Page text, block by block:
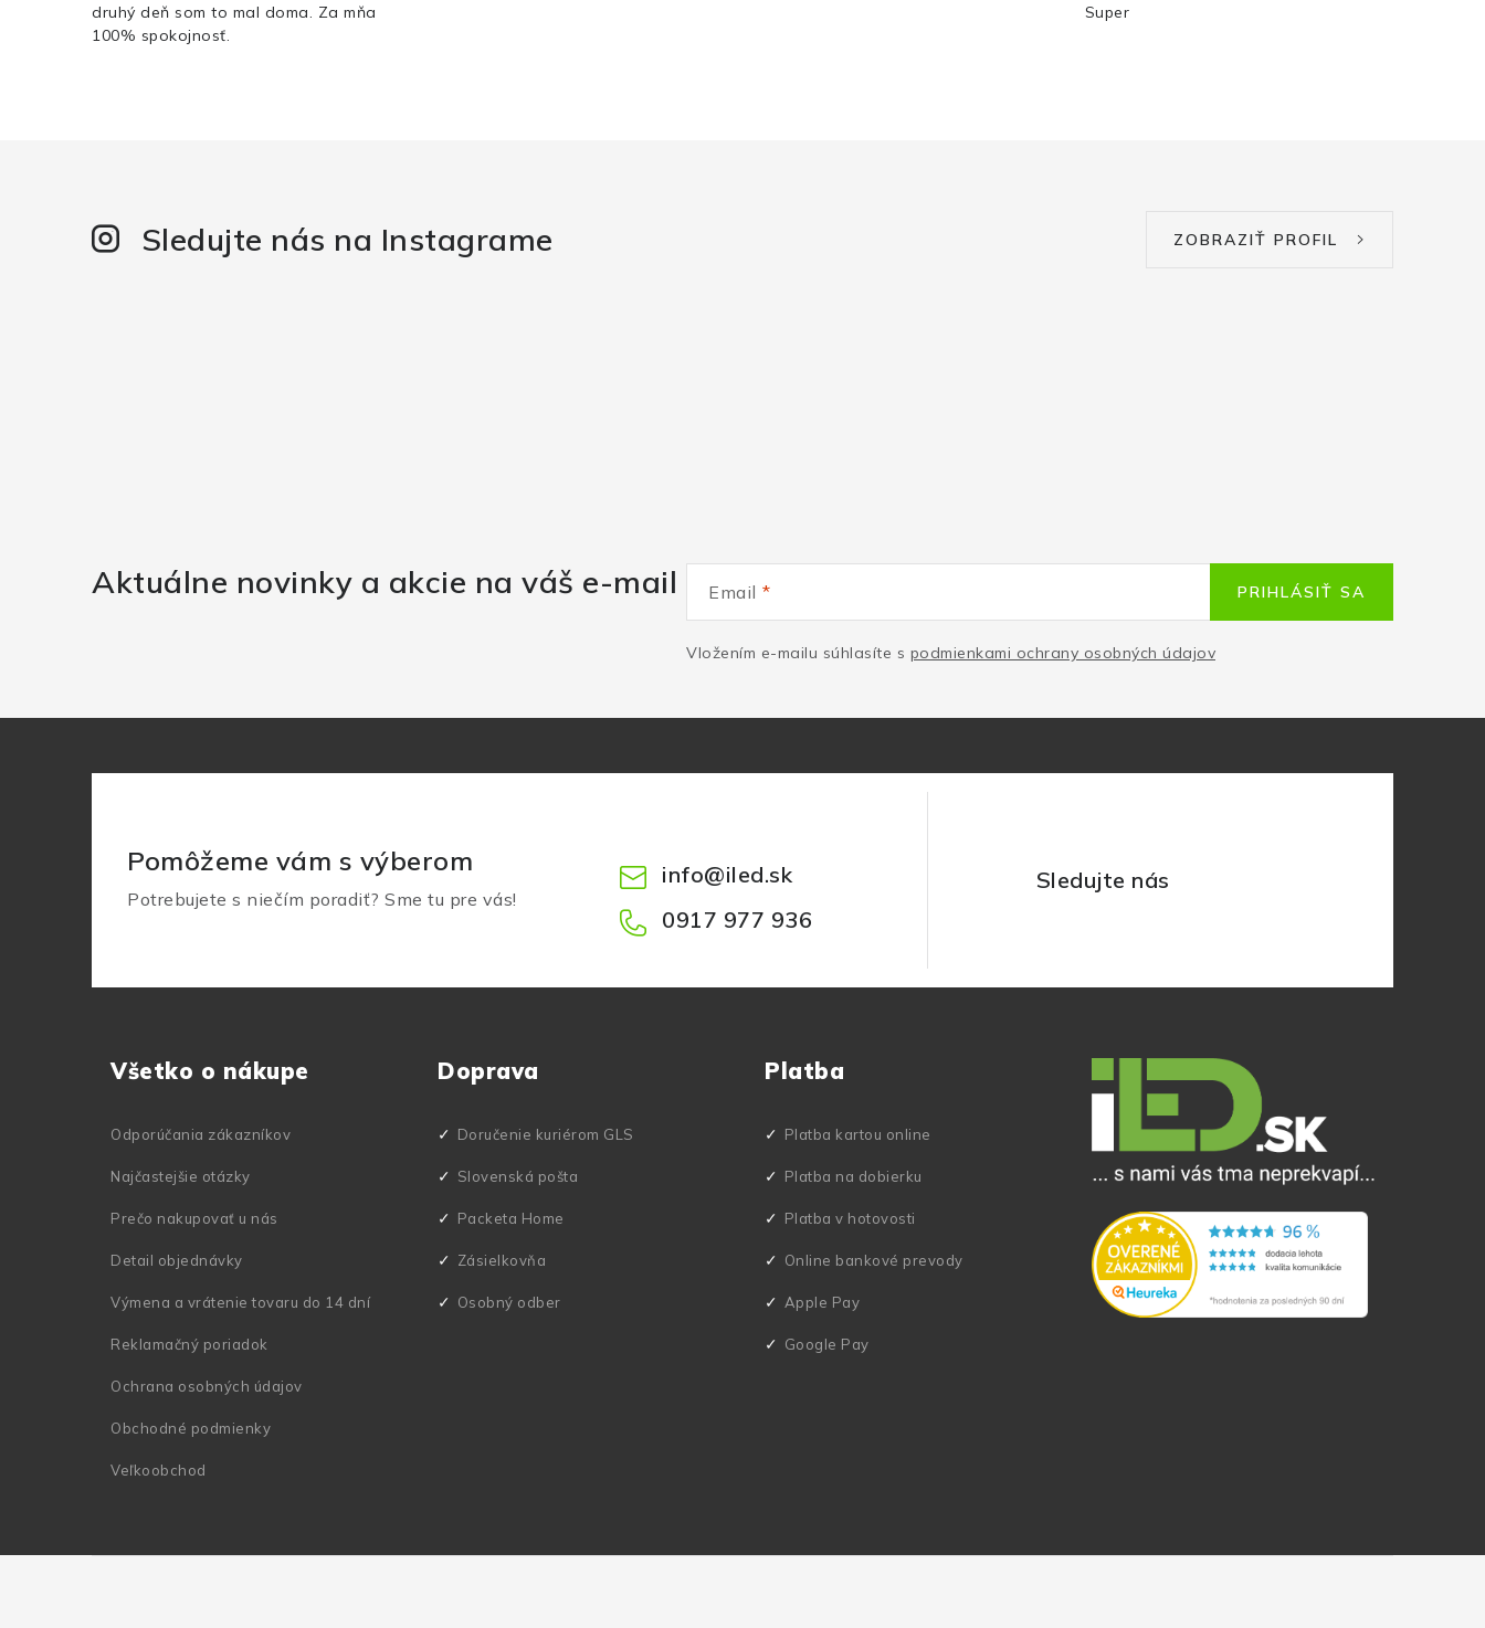
druhý deň som to mal doma. Za mňa
100% spokojnosť.
Super
Sledujte nás na Instagrame ZOBRAZIŤ PROFIL
Aktuálne novinky a akcie na váš e-mail Email
Vložením e-mailu súhlasíte s podmienkami ochrany osobných údajov
PRIHLÁSIŤ SA
Pomôžeme vám s výberom
Potrebujete s niečím poradiť? Sme tu pre vás!
info@iled.sk
0917 977 936
Všetko o nákupe
Odporúčania zákazníkov
Najčastejšie otázky
Prečo nakupovať u nás
Detail objednávky
Výmena a vrátenie tovaru do 14 dní
Reklamačný poriadok
Ochrana osobných údajov
Obchodné podmienky
Veľkoobchod
Doprava
Doručenie kuriérom GLS
Slovenská pošta
Packeta Home
Zásielkovňa
Osobný odber
Platba
Platba kartou online
Platba na dobierku
Platba v hotovosti
Online bankové prevody
Apple Pay
Google Pay